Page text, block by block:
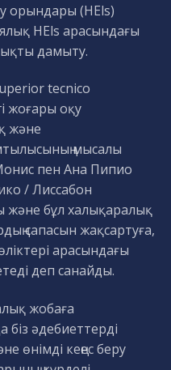
орындары (HEls)
HEls арасындағы
дамыту.
tecnico
жоғары оқу
және
мысалы
пен Ана Пипио
/ Лиссабон
және бұл халықаралық
сапасын жақсартуға,
арасындағы
деп санайды.
жобаға
әдебиеттерді
өнімді кеңес беру